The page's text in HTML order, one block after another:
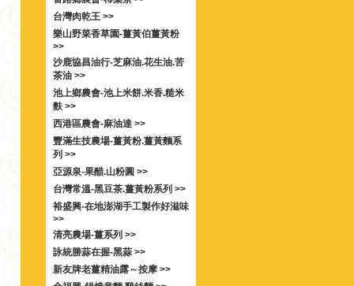
台灣肉乾王 >>
樂山野菜香草園-薑黃伯薑黃粉
>>
沙鹿協昌油行-芝麻油.花生油.苦
茶油 >>
池上鄉農會-池上米餅.米香.糙米
麩 >>
西港區農會-麻油達 >>
豐滿生技農場-薑黃粉.薑黃麵系
列 >>
亞源泉-果醋.山粉圓 >>
台灣常溫-黑豆茶.薑黃粉系列 >>
裕盛興-在地澎湖手工製作好滋味
>>
清亮農場-薑系列 >>
詠統勝蒜在握-黑蒜 >>
新友牌老薑精油露～按摩 >>